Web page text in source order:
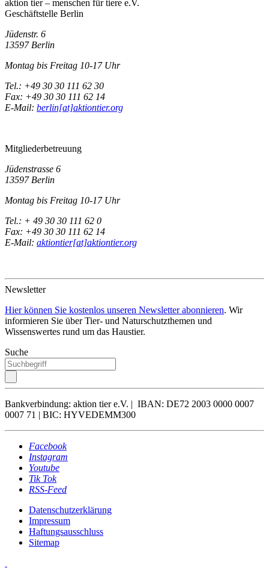
aktion tier – menschen für tiere e.V.
Geschäftstelle Berlin
Jüdenstr. 6
13597 Berlin
Montag bis Freitag 10-17 Uhr
Tel.: +49 30 30 111 62 30
Fax: +49 30 30 111 62 14
E-Mail: berlin[at]aktiontier.org
Mitgliederbetreuung
Jüdenstrasse 6
13597 Berlin
Montag bis Freitag 10-17 Uhr
Tel.: + 49 30 30 111 62 0
Fax: +49 30 30 111 62 14
E-Mail: aktiontier[at]aktiontier.org
Newsletter
Hier können Sie kostenlos unseren Newsletter abonnieren. Wir
informieren Sie über Tier- und Naturschutzthemen und
Wissenswertes rund um das Haustier.
Suche
Bankverbindung: aktion tier e.V. | IBAN: DE72 2003 0000 0007
0007 71 | BIC: HYVEDEMM300
Facebook
Instagram
Youtube
Tik Tok
RSS-Feed
Datenschutzerklärung
Impressum
Haftungsausschluss
Sitemap